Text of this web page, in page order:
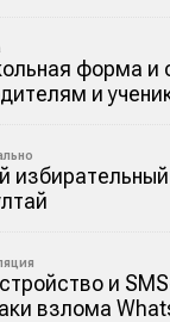
форма и
и
и
взлома